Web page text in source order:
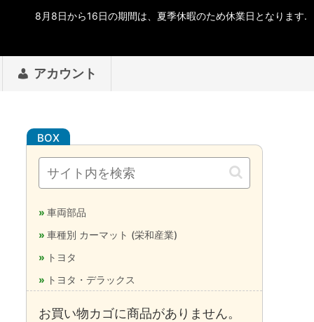
アカウント
車両部品
車種別 カーマット (栄和産業)
トヨタ
トヨタ・デラックス
お買い物カゴに商品がありません。